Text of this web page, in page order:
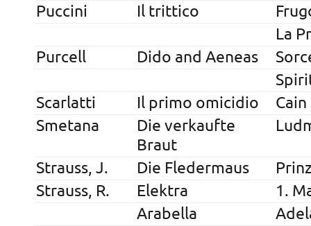
Puccini Il trittico
La
Purcell
Dido and Aeneas
Scarlatti
Il primo omicidio
Cain
Smetana
Die verkaufte
Braut
Strauss, J. Die Fledermaus
Strauss, R.
Elektra
1.
Arabella